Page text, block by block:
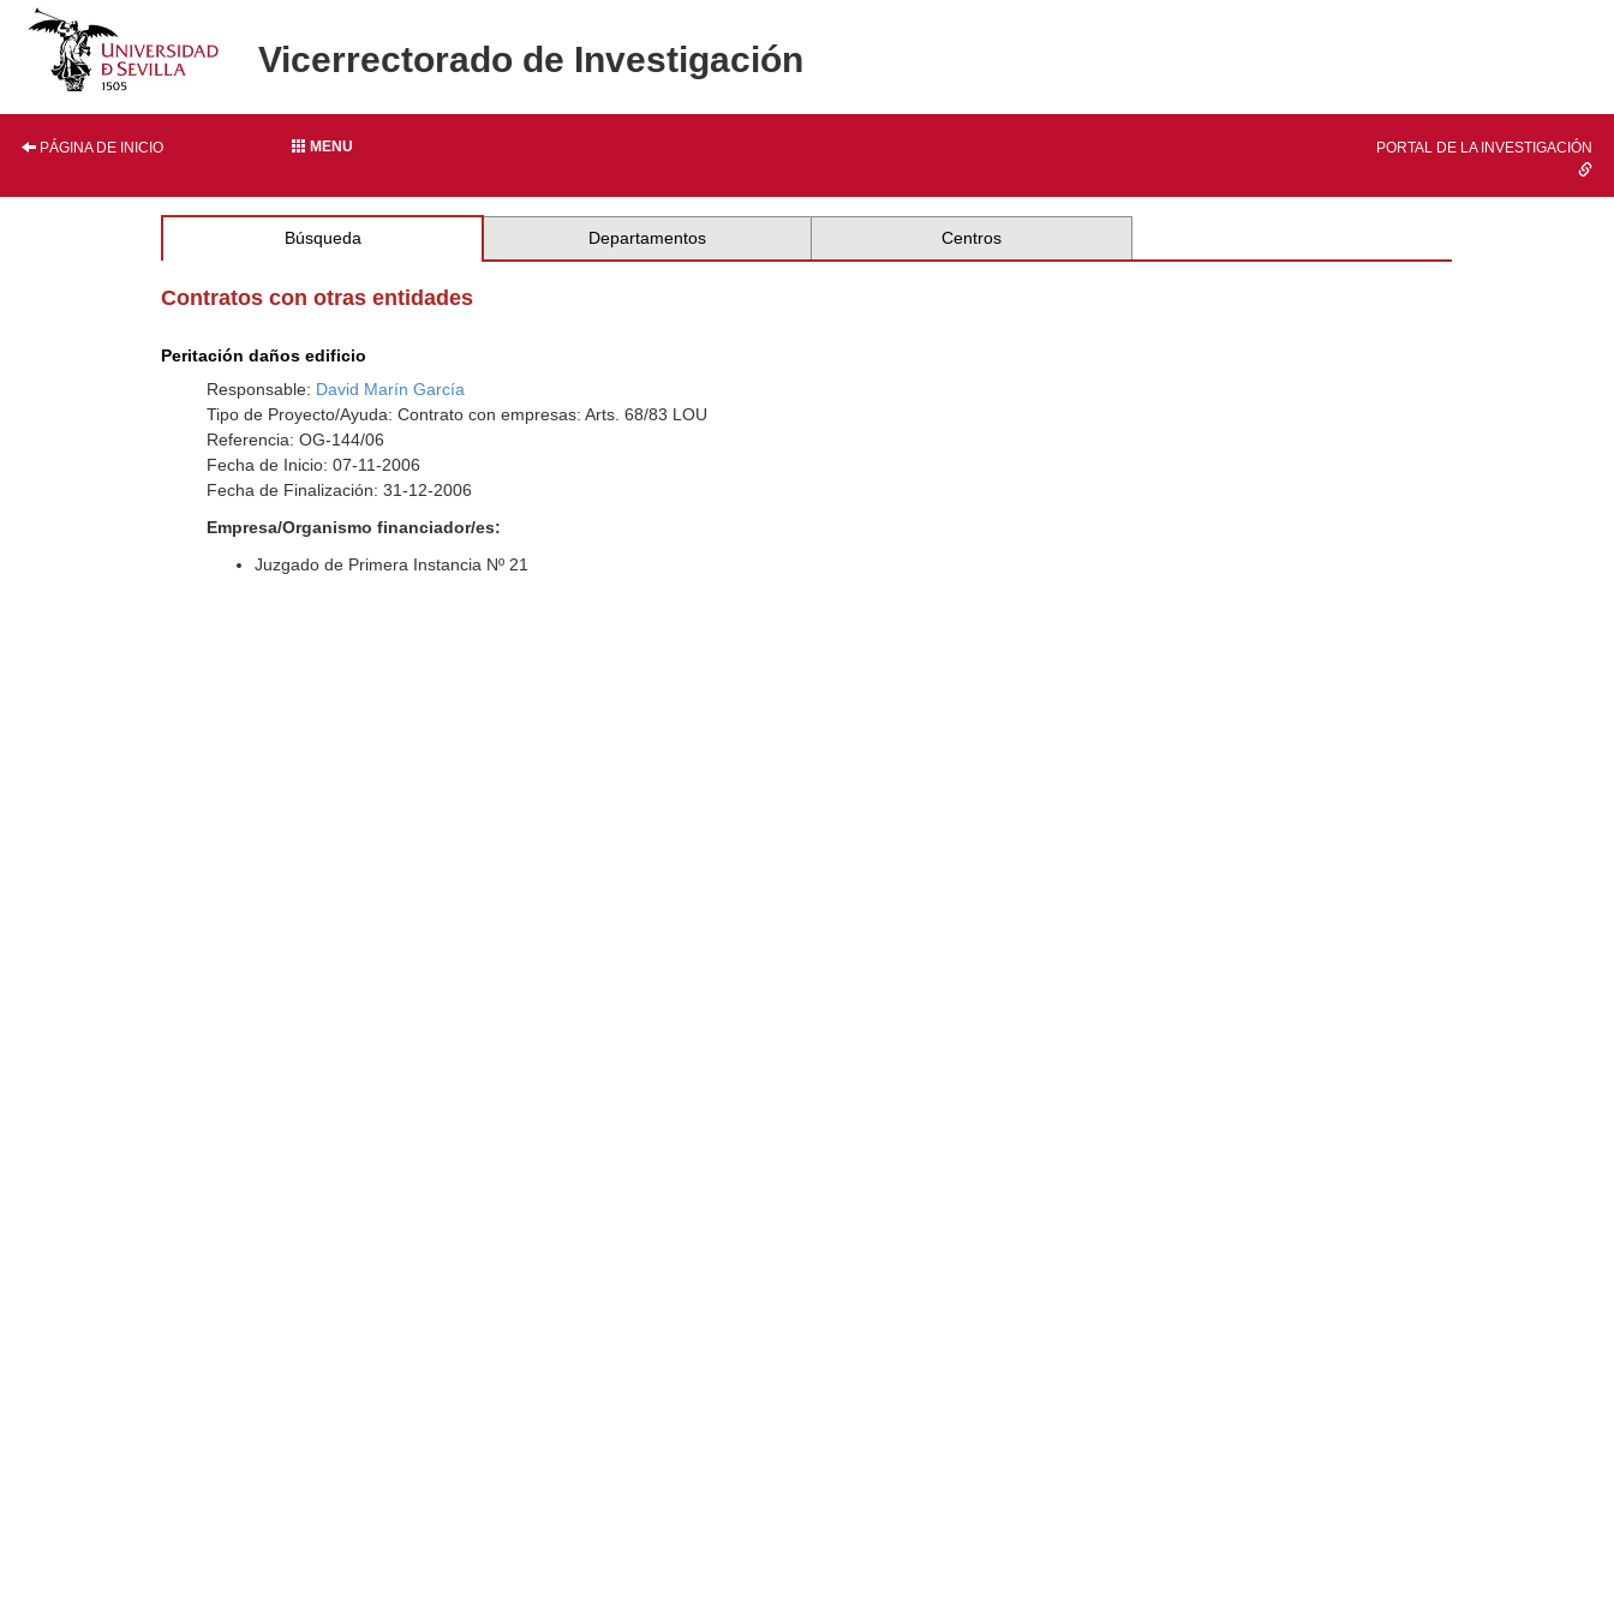
Vicerrectorado de Investigación
PÁGINA DE INICIO MENU PORTAL DE LA INVESTIGACIÓN
Búsqueda Departamentos Centros
Contratos con otras entidades
Peritación daños edificio
Responsable: David Marín García
Tipo de Proyecto/Ayuda: Contrato con empresas: Arts. 68/83 LOU
Referencia: OG-144/06
Fecha de Inicio: 07-11-2006
Fecha de Finalización: 31-12-2006
Empresa/Organismo financiador/es:
Juzgado de Primera Instancia Nº 21